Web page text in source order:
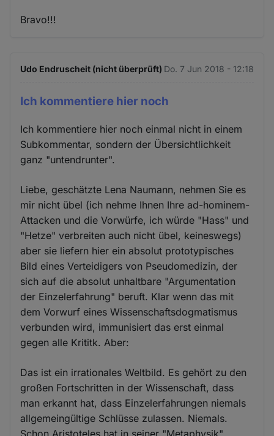
Bravo!!!
Udo Endruscheit (nicht überprüft) Do. 7 Jun 2018 - 12:18
Ich kommentiere hier noch
Ich kommentiere hier noch einmal nicht in einem
Subkommentar, sondern der Übersichtlichkeit
ganz "untendrunter".
Liebe, geschätzte Lena Naumann, nehmen Sie es
mir nicht übel (ich nehme Ihnen Ihre ad-hominem-
Attacken und die Vorwürfe, ich würde "Hass" und
"Hetze" verbreiten auch nicht übel, keineswegs)
aber sie liefern hier ein absolut prototypisches
Bild eines Verteidigers von Pseudomedizin, der
sich auf die absolut unhaltbare "Argumentation
der Einzelerfahrung" beruft. Klar wenn das mit
dem Vorwurf eines Wissenschaftsdogmatismus
verbunden wird, immunisiert das erst einmal
gegen alle Krititk. Aber:
Das ist ein irrationales Weltbild. Es gehört zu den
großen Fortschritten in der Wissenschaft, dass
man erkannt hat, dass Einzelerfahrungen niemals
allgemeingültige Schlüsse zulassen. Niemals.
Schon Aristoteles hat in seiner "Metaphysik"